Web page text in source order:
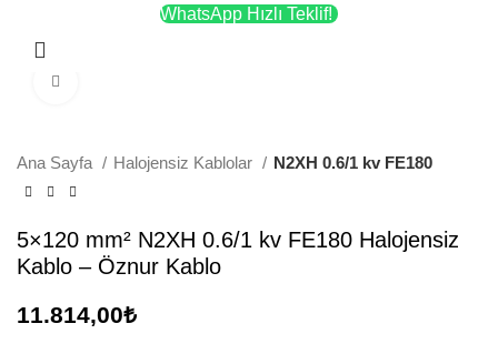
WhatsApp Hızlı Teklif!
Ana Sayfa Halojensiz Kablolar N2XH 0.6/1 kv FE180
5×120 mm² N2XH 0.6/1 kv FE180 Halojensiz
Kablo – Öznur Kablo
11.814,00₺